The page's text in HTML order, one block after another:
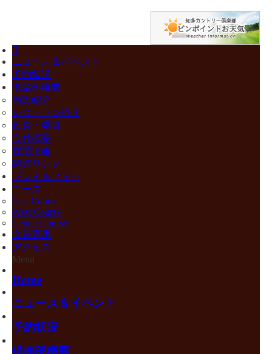
ニュース＆イベント
予約状況
倶楽部概要
施設紹介
レストラン紹介
役員・委員
会社概要
採用情報
関連リンク
プレイ＆フィー
コース
East Course
West Course
Center Course
会員専用
アクセス
Menu
Home
ニュース＆イベント
予約状況
倶楽部概要